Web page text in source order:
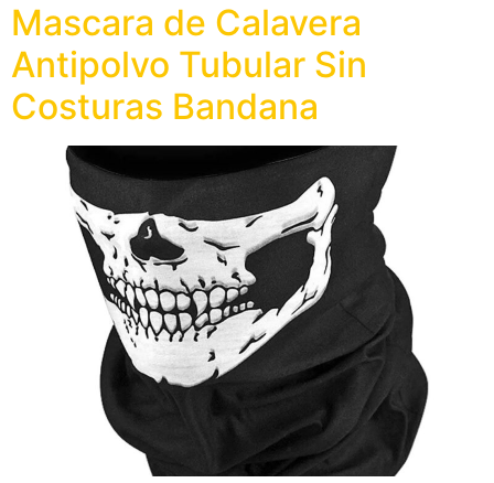
Mascara de Calavera
Antipolvo Tubular Sin
Costuras Bandana